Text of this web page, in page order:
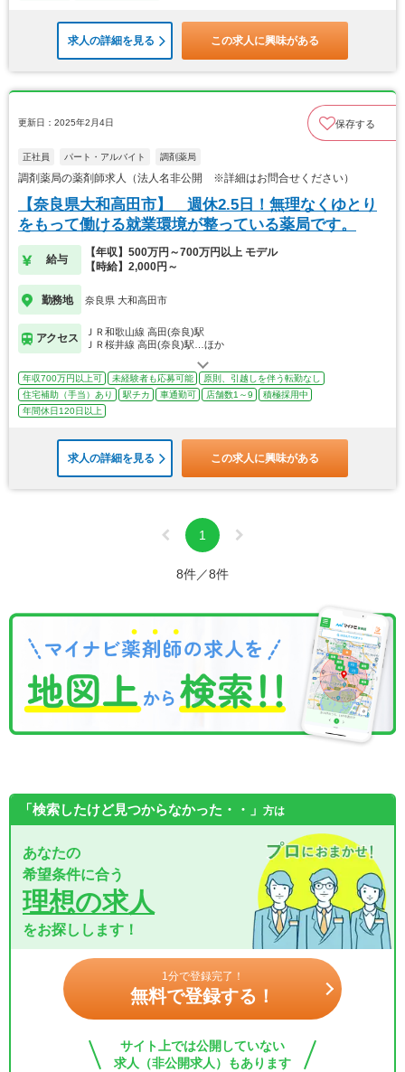
求人の詳細を見る この求人に興味がある
更新日：2025年2月4日 保存する
正社員 パート・アルバイト 調剤薬局
調剤薬局の薬剤師求人（法人名非公開 ※詳細はお問合せください）
【奈良県大和高田市】 週休2.5日！無理なくゆとり
をもって働ける就業環境が整っている薬局です。
給与
【年収】500万円～700万円以上 モデル
【時給】2,000円～
勤務地 奈良県 大和高田市
アクセス
ＪＲ和歌山線 高田(奈良)駅
ＪＲ桜井線 高田(奈良)駅…ほか
年収700万円以上可 未経験者も応募可能
原則、引越しを伴う転勤なし
住宅補助（手当）あり
駅チカ 車通勤可 店舗数1～9
積極採用中
年間休日120日以上
求人の詳細を見る この求人に興味がある
1
8件／8件
「検索したけど見つからなかった・・」 方は
あなたの
希望条件に合う
理想の求人
をお探しします！
1分で登録完了！
無料で登録する！
サイト上では公開していない
求人（非公開求人）もあります